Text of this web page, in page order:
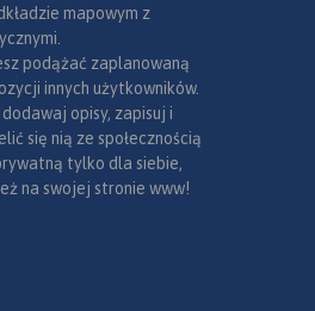
mapowym z
podążać zaplanowaną
innych użytkowników.
opisy, zapisuj i
się nią ze społecznością
tylko dla siebie,
na swojej stronie www!